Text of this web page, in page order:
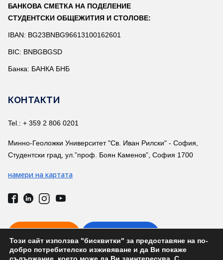
БАНКОВА СМЕТКА НА ПОДЕЛЕНИЕ
СТУДЕНТСКИ ОБЩЕЖИТИЯ И СТОЛОВЕ:
IBAN: BG23BNBG96613100162601
BIC: BNBGBGSD
Банка: БАНКА БНБ
КОНТАКТИ
Tel.: + 359 2 806 0201
Минно-Геоложки Университет "Св. Иван Рилски" - София,
Студентски град, ул.”проф. Боян Каменов”, София 1700
намери на картата
Този сайт използва "бисквитки" за предоставяне на по-
добро потребителско изживяване и да Ви покаже